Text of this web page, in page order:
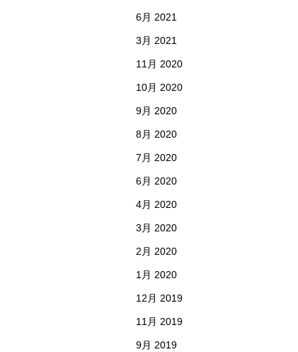
6月 2021
3月 2021
11月 2020
10月 2020
9月 2020
8月 2020
7月 2020
6月 2020
4月 2020
3月 2020
2月 2020
1月 2020
12月 2019
11月 2019
9月 2019